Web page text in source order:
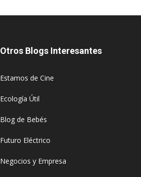
Otros Blogs Interesantes
Estamos de Cine
Ecología Útil
Blog de Bebés
Futuro Eléctrico
Negocios y Empresa